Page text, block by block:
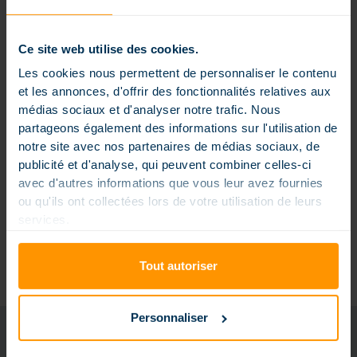
Ce site web utilise des cookies.
Les cookies nous permettent de personnaliser le contenu
et les annonces, d'offrir des fonctionnalités relatives aux
médias sociaux et d'analyser notre trafic. Nous
partageons également des informations sur l'utilisation de
notre site avec nos partenaires de médias sociaux, de
publicité et d'analyse, qui peuvent combiner celles-ci
avec d'autres informations que vous leur avez fournies
ou qu'ils ont collectées lors de votre utilisation de leurs
services.
Tout autoriser
Personnaliser
Ihrer Whirlpooltreppe können Sie Stress abbauen,
einen besseren Schlaf fördern und Ihr allgemeines
Wohlbefinden steigern. Es ist ein echter Wohlfühlort
zu Hause, der zu jeder Tageszeit zugänglich ist.
Balneotherapietreppen tragen auch zur
Verletzungsprävention und Rehabilitation bei.
Menschen, die unter chronischen Schmerzen, Arthritis
oder Sportverletzungen leiden, können von der
therapeutischen Wirkung der Hydromassage
Mobilität zu verbessern.